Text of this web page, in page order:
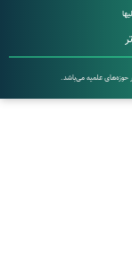
می‌باشد.